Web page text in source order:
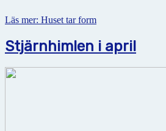
Läs mer: Huset tar form
Stjärnhimlen i april